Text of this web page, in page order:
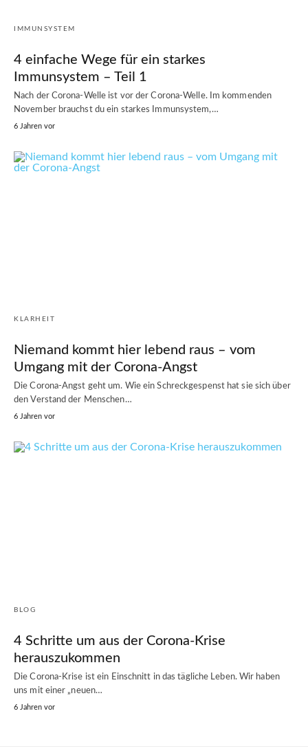
IMMUNSYSTEM
4 einfache Wege für ein starkes
Immunsystem – Teil 1
Nach der Corona-Welle ist vor der Corona-Welle. Im kommenden
November brauchst du ein starkes Immunsystem,…
6 Jahren vor
KLARHEIT
Niemand kommt hier lebend raus – vom
Umgang mit der Corona-Angst
Die Corona-Angst geht um. Wie ein Schreckgespenst hat sie sich über
den Verstand der Menschen…
6 Jahren vor
BLOG
4 Schritte um aus der Corona-Krise
herauszukommen
Die Corona-Krise ist ein Einschnitt in das tägliche Leben. Wir haben
uns mit einer „neuen…
6 Jahren vor